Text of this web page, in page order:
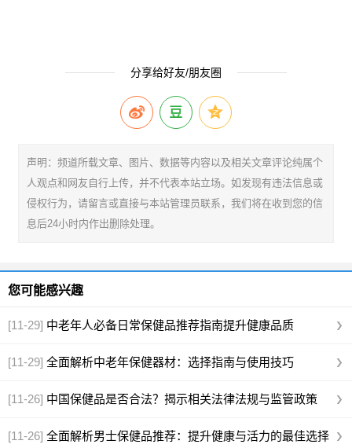
分享给好友/朋友圈
声明：频道所载文章、图片、数据等内容以及相关文章评论纯属个
人观点和网友自行上传，并不代表本站立场。如发现有违法信息或
侵权行为，请留言或直接与本站管理员联系，我们将在收到您的信
息后24小时内作出删除处理。
您可能感兴趣
[11-29] 中老年人必备日常保健品推荐指南提升健康品质
[11-29] 全面解析中老年保健器材：选择指南与使用技巧
[11-26] 中国保健品是否合法？揭示相关法律法规与监管政策
[11-26] 全面解析男士保健品推荐：提升健康与活力的最佳选择